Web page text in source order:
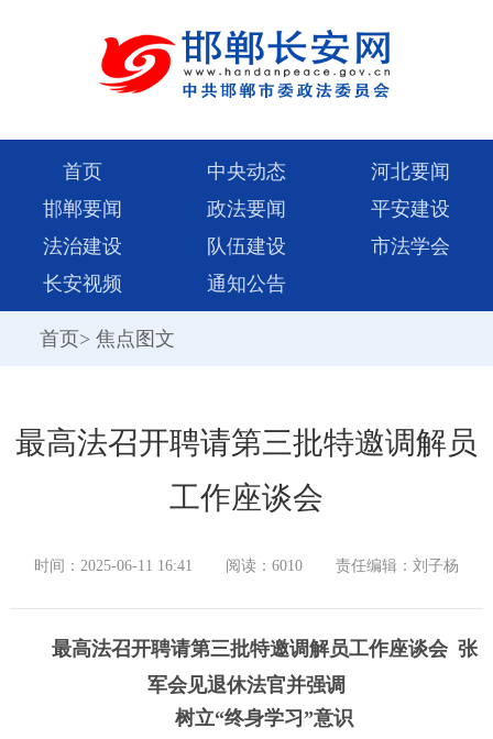
首页 中央动态
河北要闻
邯郸要闻
政法要闻
平安建设
法治建设
队伍建设
市法学会
长安视频
通知公告
首页> 焦点图文
最高法召开聘请第三批特邀调解员
工作座谈会
时间：2025-06-11 16:41 阅读：6010 责任编辑：刘子杨
最高法召开聘请第三批特邀调解员工作座谈会 张
军会见退休法官并强调
树立“终身学习”意识